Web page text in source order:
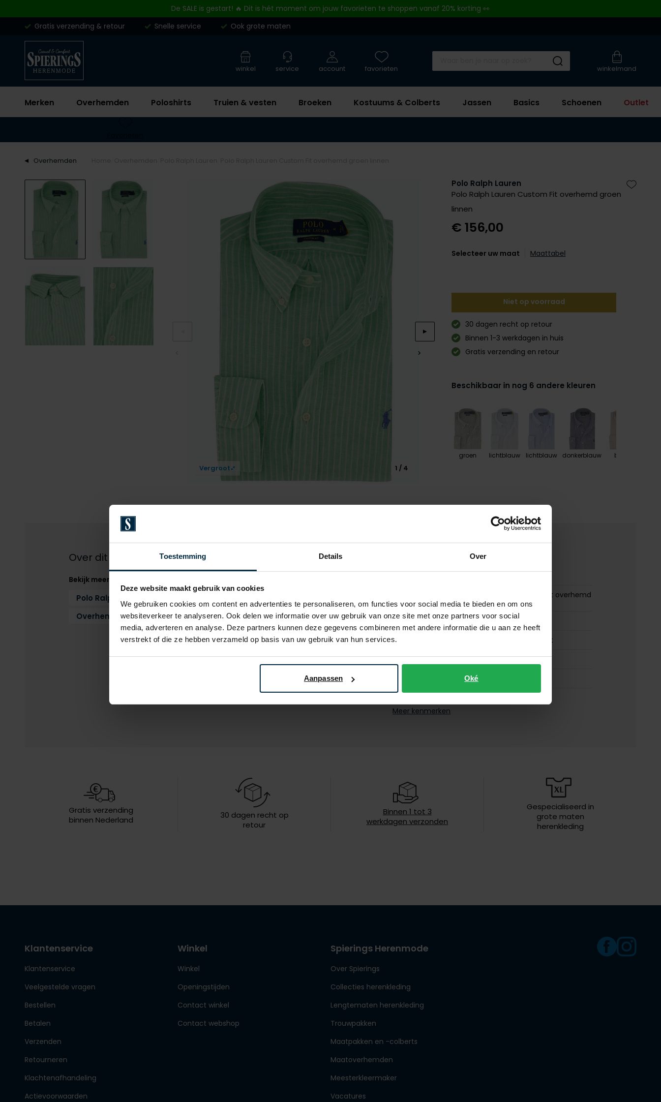
Toestemming Details Over
Deze website maakt gebruik van cookies
We gebruiken cookies om content en advertenties te personaliseren, om functies voor social media te bieden en om ons
websiteverkeer te analyseren. Ook delen we informatie over uw gebruik van onze site met onze partners voor social
media, adverteren en analyse. Deze partners kunnen deze gegevens combineren met andere informatie die u aan ze heeft
verstrekt of die ze hebben verzameld op basis van uw gebruik van hun services.
Aanpassen Oké
De SALE is gestart! 🔥 Dit is hét moment om jouw favorieten te shoppen vanaf 20% korting 👀
Gratis verzending & retour
Snelle service Ook grote maten
winkelmand
Submit search
Merken Overhemden Poloshirts Truien & vesten Broeken Kostuums & Colberts Jassen Basics Schoenen Outlet
winkel service account favorieten
Overhemden
Vergroot 1 / 4
Polo Ralph Lauren
Polo Ralph Lauren Custom Fit overhemd groen
linnen
Zet bij
€ 156,00
Selecteer uw maat Maattabel
Niet op voorraad
30 dagen recht op retour
Binnen 1-3 werkdagen in huis
Gratis verzending en retour
Beschikbaar in nog 6 andere kleuren
groen lichtblauw lichtblauw donkerblauw beige
Over dit product
Bekijk meer
Polo Ralph Lauren
Overhemden Polo Ralph Lauren
Alle kenmerken
Polo Ralph Lauren Custom Fit overhemd
groen linnen
Merk
Polo Ralph Lauren
Lijn
Polo Ralph Lauren Custom Fit
Materiaal
100% linnen
normale fit
Mouwlengte
Boord
Borstzak
Wasvoorschriften
30°C was, toegestaan voor de
droger, strijken op middelhoge
Meer kenmerken
Gratis verzending
binnen Nederland
30 dagen recht op
retour
Binnen 1 tot 3
werkdagen verzonden
Gespecialiseerd in
grote maten
herenkleding
Klantenservice
Klantenservice
Veelgestelde vragen
Bestellen
Betalen
Verzenden
Retourneren
Klachtenafhandeling
Actievoorwaarden
Winkel
Winkel
Openingstijden
Contact winkel
Contact webshop
Spierings Herenmode
Over Spierings
Collecties herenkleding
Lengtematen herenkleding
Trouwpakken
Maatpakken en -colberts
Maatoverhemden
Meesterkleermaker
Vacatures